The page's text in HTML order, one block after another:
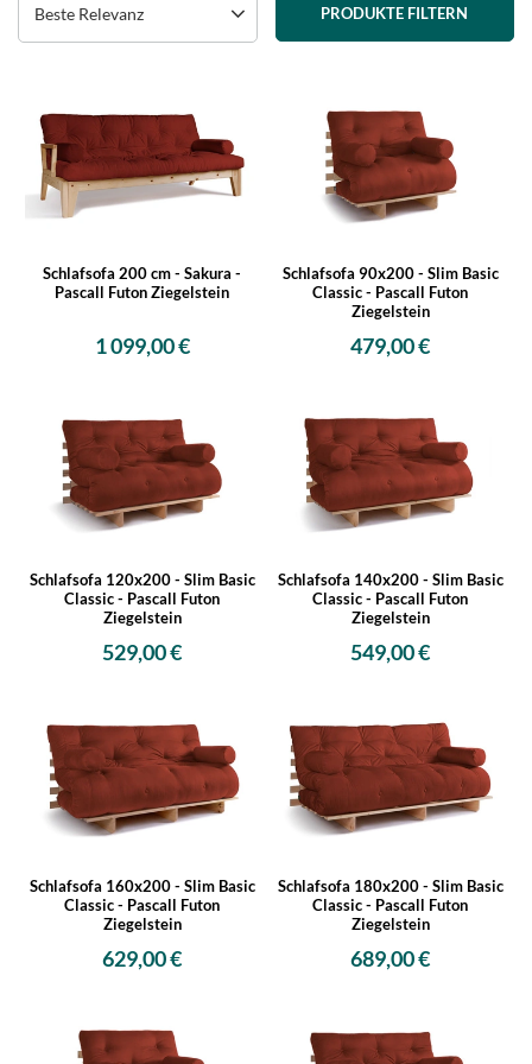
Beste Relevanz PRODUKTE FILTERN
Schlafsofa 200 cm - Sakura -
Pascall Futon Ziegelstein
1 099,00 €
Schlafsofa 90x200 - Slim Basic
Classic - Pascall Futon
Ziegelstein
479,00 €
Schlafsofa 120x200 - Slim Basic
Classic - Pascall Futon
Ziegelstein
529,00 €
Schlafsofa 140x200 - Slim Basic
Classic - Pascall Futon
Ziegelstein
549,00 €
Schlafsofa 160x200 - Slim Basic
Classic - Pascall Futon
Ziegelstein
629,00 €
Schlafsofa 180x200 - Slim Basic
Classic - Pascall Futon
Ziegelstein
689,00 €